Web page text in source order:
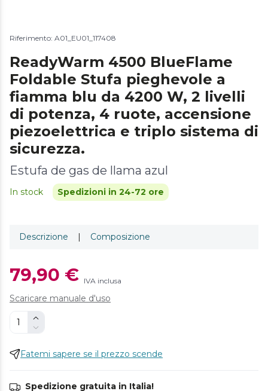
Riferimento: A01_EU01_117408
ReadyWarm 4500 BlueFlame
Foldable Stufa pieghevole a
fiamma blu da 4200 W, 2 livelli
di potenza, 4 ruote, accensione
piezoelettrica e triplo sistema di
sicurezza.
Estufa de gas de llama azul
In stock Spedizioni in 24-72 ore
Descrizione | Composizione
79,90 € IVA inclusa
Scaricare manuale d'uso
Fatemi sapere se il prezzo scende
Spedizione gratuita in Italia!